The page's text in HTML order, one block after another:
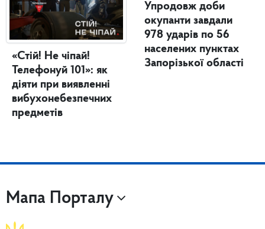
«Стій! Не чіпай!
Телефонуй 101»: як
діяти при виявленні
вибухонебезпечних
предметів
Упродовж доби
окупанти завдали
978 ударів по 56
населених пунктах
Запорізької області
Мапа Порталу